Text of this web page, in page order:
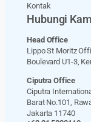
Kontak
Hubungi
Head Office
Lippo St Moritz
Boulevard U1-3,
Ciputra Office
Ciputra
Barat No.101,
Jakarta 11740